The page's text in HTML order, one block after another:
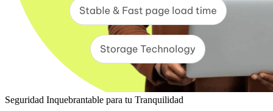
Seguridad Inquebrantable para tu Tranquilidad